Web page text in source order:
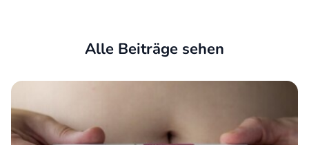
Alle Beiträge sehen